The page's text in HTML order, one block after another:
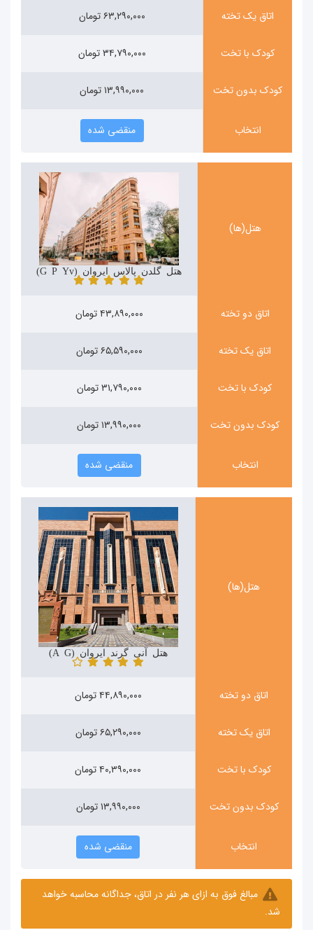
اتاق یک تخته ۶۳,۲۹۰,۰۰۰ تومان
کودک با تخت ۳۴,۷۹۰,۰۰۰ تومان
کودک بدون تخت ۱۳,۹۹۰,۰۰۰ تومان
انتخاب منقضی شده
هتل(ها)
هتل گلدن پالاس ایروان (Golden Palace Yerevan)
اتاق دو تخته ۴۳,۸۹۰,۰۰۰ تومان
اتاق یک تخته ۶۵,۵۹۰,۰۰۰ تومان
کودک با تخت ۳۱,۷۹۰,۰۰۰ تومان
کودک بدون تخت ۱۳,۹۹۰,۰۰۰ تومان
انتخاب منقضی شده
هتل(ها)
هتل آنی گرند ایروان (Ani Grand)
اتاق دو تخته ۴۴,۸۹۰,۰۰۰ تومان
اتاق یک تخته ۶۵,۲۹۰,۰۰۰ تومان
کودک با تخت ۴۰,۳۹۰,۰۰۰ تومان
کودک بدون تخت ۱۳,۹۹۰,۰۰۰ تومان
انتخاب منقضی شده
مبالغ فوق به ازای هر نفر در اتاق، جداگانه محاسبه خواهد
شد.